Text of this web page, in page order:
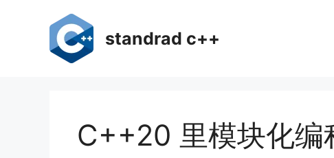
standrad c++
C++20 里模块化编